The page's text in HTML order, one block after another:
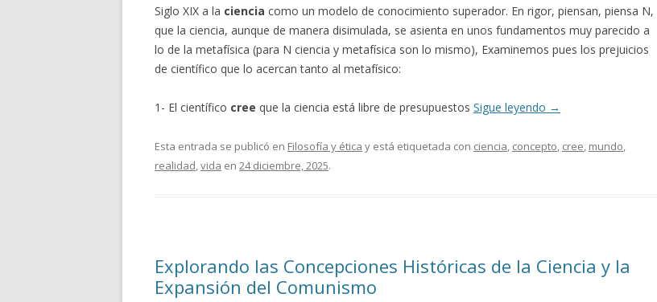
Siglo XIX a la ciencia como un modelo de conocimiento superador. En rigor, piensan, piensa N,
que la ciencia, aunque de manera disimulada, se asienta en unos fundamentos muy parecido a
lo de la metafísica (para N ciencia y metafísica son lo mismo), Examinemos pues los prejuicios
de científico que lo acercan tanto al metafísico:
1- El científico cree que la ciencia está libre de presupuestos Sigue leyendo →
Esta entrada se publicó en Filosofía y ética y está etiquetada con ciencia, concepto, cree, mundo,
realidad,vida en 24 diciembre, 2025.
Explorando las Concepciones Históricas de la Ciencia y la
Expansión del Comunismo